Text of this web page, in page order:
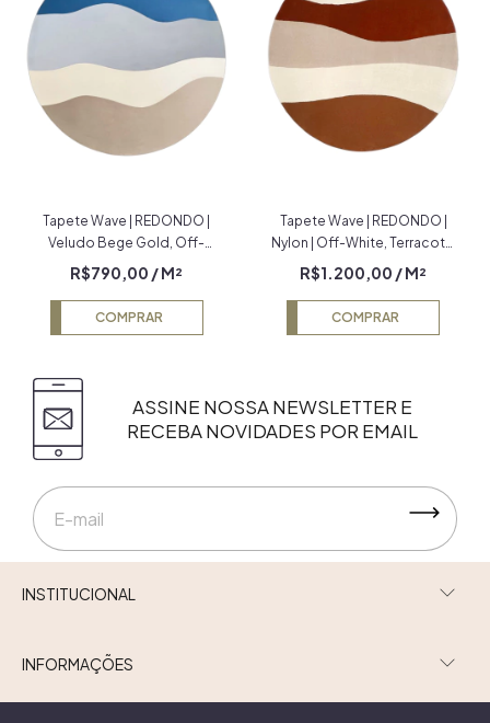
Tapete Wave | REDONDO |
Veludo Bege Gold, Off-
White, Granito, Azul Petróleo
e Azul Marinho
R$790,00 / M²
COMPRAR
Tapete Wave | REDONDO |
Nylon | Off-White, Terracota,
Bege e Mel Econyl
R$1.200,00 / M²
COMPRAR
ASSINE NOSSA NEWSLETTER E
RECEBA NOVIDADES POR EMAIL
INSTITUCIONAL
INFORMAÇÕES